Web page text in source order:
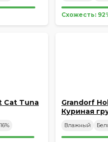
Схожесть:
Cat Tuna
Grandorf
Куриная
Влажный